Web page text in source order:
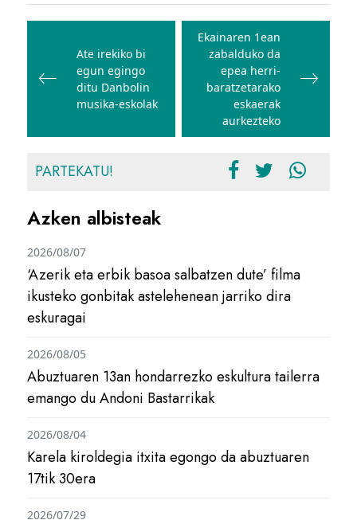
Bidalketetan
nabigatuAte irekiko bi
egun egingo
ditu Danbolin
musika-eskolak
Ekainaren 1ean
zabalduko da
epea herri-
baratzetarako
eskaerak
aurkezteko
PARTEKATU!
Azken albisteak
‘Azerik eta erbik basoa salbatzen dute’ filma
ikusteko gonbitak astelehenean jarriko dira
eskuragai
2026/08/07
Abuztuaren 13an hondarrezko eskultura tailerra
emango du Andoni Bastarrikak
2026/08/05
Karela kiroldegia itxita egongo da abuztuaren
17tik 30era
2026/08/04
2026/07/29